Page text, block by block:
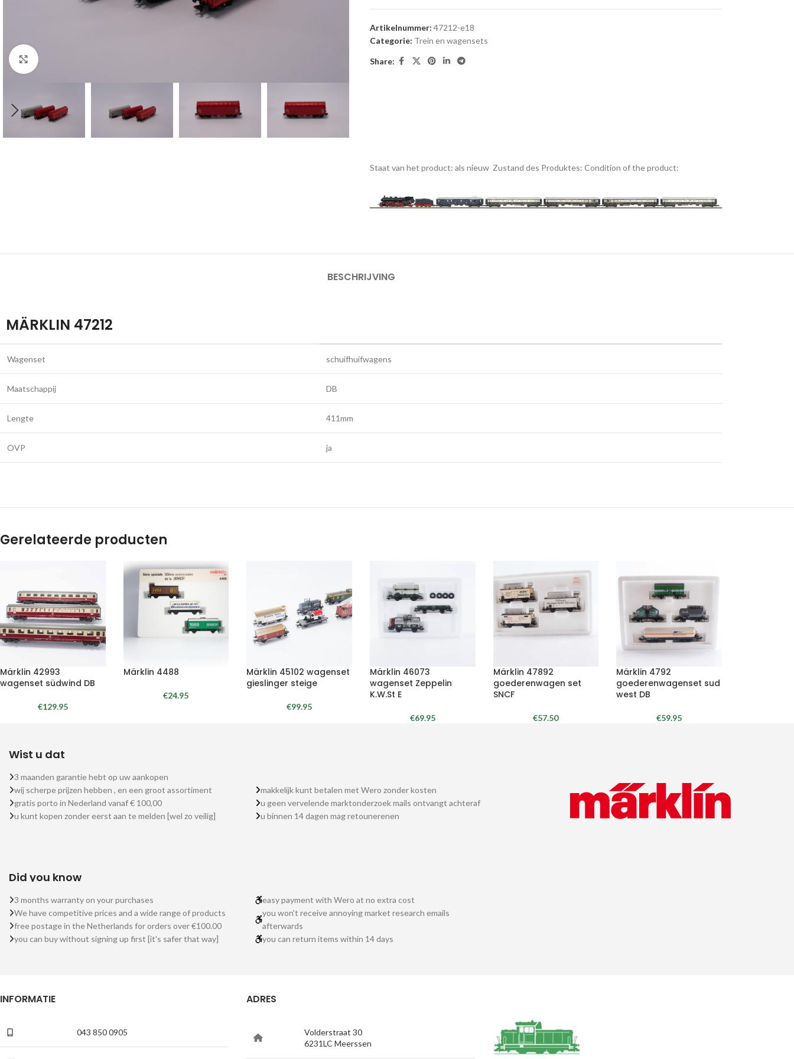
Artikelnummer: 47212-e18
Categorie: Trein en wagensets
Share:
Staat van het product: als nieuw Zustand des Produktes: Condition of the product:
BESCHRIJVING
MÄRKLIN 47212
Wagenset schuifhuifwagens
Maatschappij DB
Lengte 411mm
OVP ja
Gerelateerde producten
Märklin 42993
wagenset südwind DB
€129.95
Märklin 4488
€24.95
Märklin 45102 wagenset
gieslinger steige
€99.95
Märklin 46073
wagenset Zeppelin
K.W.St E
€69.95
Märklin 47892
goederenwagen set
SNCF
€57.50
Märklin 4792
goederenwagenset sud
west DB
€59.95
Wist u dat
3 maanden garantie hebt op uw aankopen
wij scherpe prijzen hebben , en een groot assortiment
gratis porto in Nederland vanaf € 100,00
u kunt kopen zonder eerst aan te melden [wel zo veilig]
makkelijk kunt betalen met Wero zonder kosten
u geen vervelende marktonderzoek mails ontvangt achteraf
u binnen 14 dagen mag retounerenen
Did you know
3 months warranty on your purchases
We have competitive prices and a wide range of products
free postage in the Netherlands for orders over €100.00
you can buy without signing up first [it's safer that way]
easy payment with Wero at no extra cost
you won't receive annoying market research emails
afterwards
you can return items within 14 days
INFORMATIE
043 850 0905
ADRES
Volderstraat 30
6231LC Meerssen